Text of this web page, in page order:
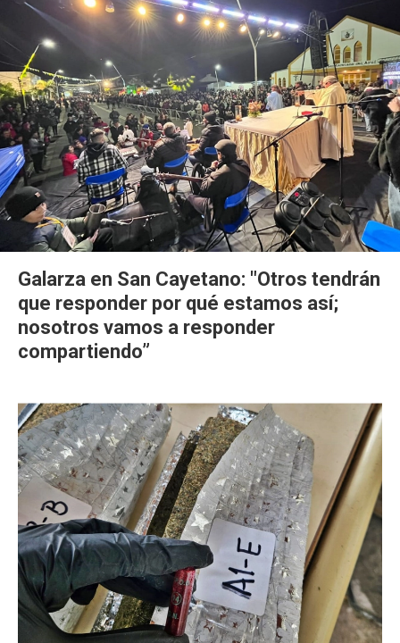
Galarza en San Cayetano: "Otros tendrán
que responder por qué estamos así;
nosotros vamos a responder
compartiendo”